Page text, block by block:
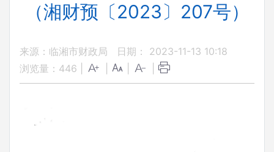
（湘财预〔2023〕207号）
来源：临湘市财政局
日期： 2023-11-13 10:18
浏览量： 446